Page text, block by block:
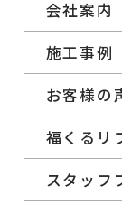
会社案内
施工事例
お客様の
福くるリ
スタッフ